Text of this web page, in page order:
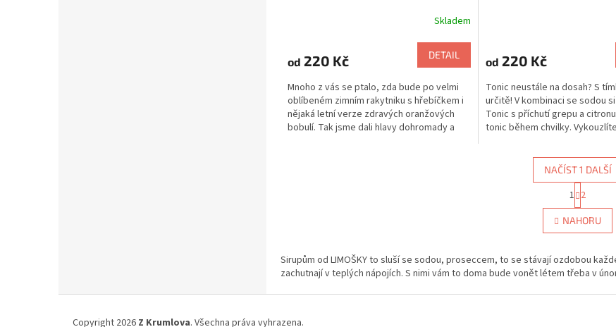
Skladem
od 220 Kč DETAIL
Mnoho z vás se ptalo, zda bude po velmi
oblíbeném zimním rakytniku s hřebíčkem i
nějaká letní verze zdravých oranžových
bobulí. Tak jsme dali hlavy dohromady a
od 220 Kč
Tonic neustále na dosah? S
určitě! V kombinaci se sodou
Tonic s příchutí grepu a
tonic během chvilky.
O
v
l
d
a
c
í
NAČÍST 1 DALŠÍ
t
r
á
n
o
v
n
1 2
NAHORU
Sirupům od LIMOŠKY to sluší se sodou, proseccem, to se stávají ozdobou
zachutnají v teplých nápojích. S nimi vám to doma bude vonět létem třeba v
Copyright 2026 Z Krumlova. Všechna práva vyhrazena.